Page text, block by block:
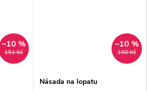
151 Kč
–10 %
150 Kč
–10 %
Násada na lopatu